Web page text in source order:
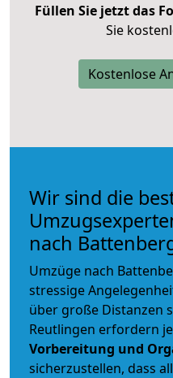
Füllen Sie jetzt das
Sie
Kostenlose
Wir sind die
nach
Umzüge nach
stressige
über große Distanzen
Reutlingen erfordern
Vorbereitung und
sicherzustellen, dass